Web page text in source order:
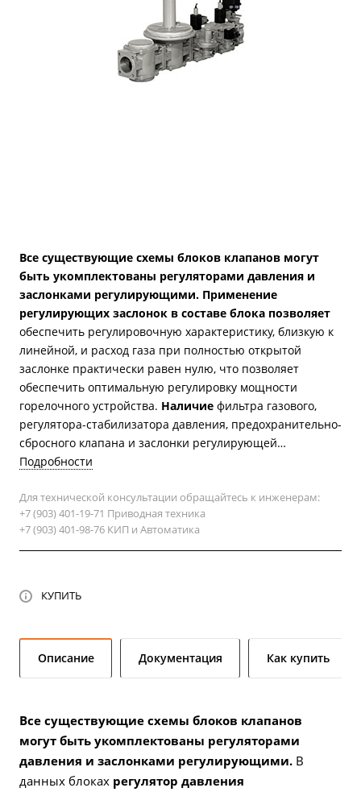
Все существующие схемы блоков клапанов могут
быть укомплектованы регуляторами давления и
заслонками регулирующими. Применение
регулирующих заслонок в составе блока позволяет
обеспечить регулировочную характеристику, близкую к
линейной, и расход газа при полностью открытой
заслонке практически равен нулю, что позволяет
обеспечить оптимальную регулировку мощности
горелочного устройства. Наличие фильтра газового,
регулятора-стабилизатора давления, предохранительно-
сбросного клапана и заслонки регулирующей
дополнительно записывается в наименовании блока и в
Подробности
Для технической консультации обращайтесь к инженерам:
+7 (903) 401-19-71 Приводная техника
+7 (903) 401-98-76 КИП и Автоматика
КУПИТЬ
Описание Документация Как купить
Все существующие схемы блоков клапанов
могут быть укомплектованы регуляторами
давления и заслонками регулирующими. В
данных блоках регулятор давления